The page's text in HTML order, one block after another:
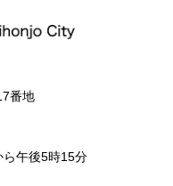
番地
午後5時15分